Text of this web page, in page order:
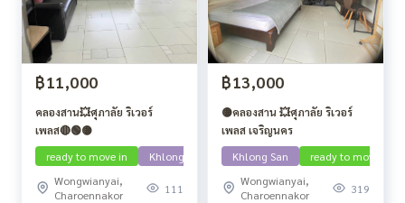
฿11,000
คลองสาน💥ศุภาลัย ริเวอร์
เพลส🔴🟢🟡
ready to move in
Khlong San
Wongwianyai,
Charoennakor
111
฿13,000
🟡คลองสาน 💥ศุภาลัย ริเวอร์
เพลส เจริญนคร
Khlong San
ready to move in
Wongwianyai,
Charoennakor
319